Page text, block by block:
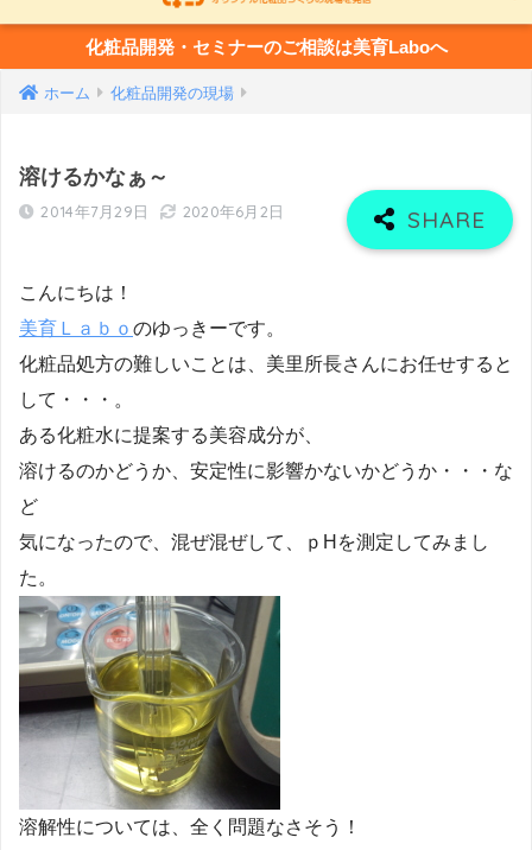
化粧品開発・セミナーのご相談は美育Laboへ
ホーム 化粧品開発の現場
溶けるかなぁ～
2014年7月29日 2020年6月2日
こんにちは！
美育Ｌａｂｏ のゆっきーです。
化粧品処方の難しいことは、美里所長さんにお任せすると
して・・・。
ある化粧水に提案する美容成分が、
溶けるのかどうか、安定性に影響かないかどうか・・・な
ど
気になったので、混ぜ混ぜして、ｐHを測定してみまし
た。
溶解性については、全く問題なさそう！